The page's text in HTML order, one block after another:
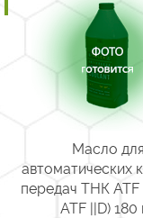
Масло
автоматических
передач ТНК ATF
ATF ||D) 180